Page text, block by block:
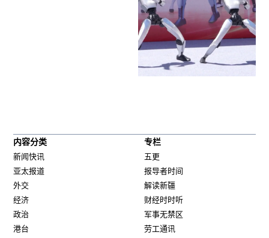
内容分类
新闻快讯
亚太报道
外交
经济
政治
港台
专栏
五更
报导者时间
解读新疆
财经时时听
军事无禁区
劳工通讯